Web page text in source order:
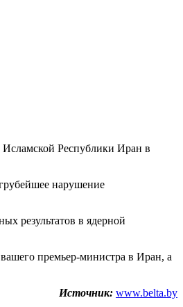
Республики Иран в
нарушение
результатов в ядерной
премьер-министра в Иран, а
Источник: www.belta.by